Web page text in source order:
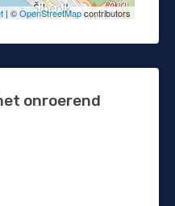
| ©OpenStreetMapcontributors
onroerend